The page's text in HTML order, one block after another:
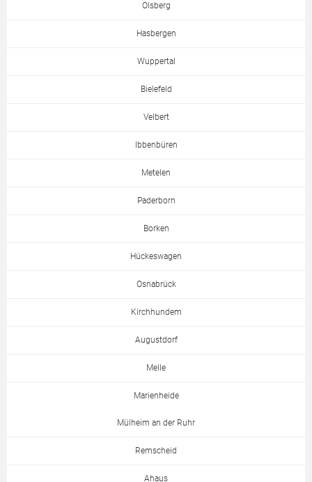
Olsberg
Hasbergen
Wuppertal
Bielefeld
Velbert
Ibbenbüren
Metelen
Paderborn
Borken
Hückeswagen
Osnabrück
Kirchhundem
Augustdorf
Melle
Marienheide
Mülheim an der Ruhr
Remscheid
Ahaus